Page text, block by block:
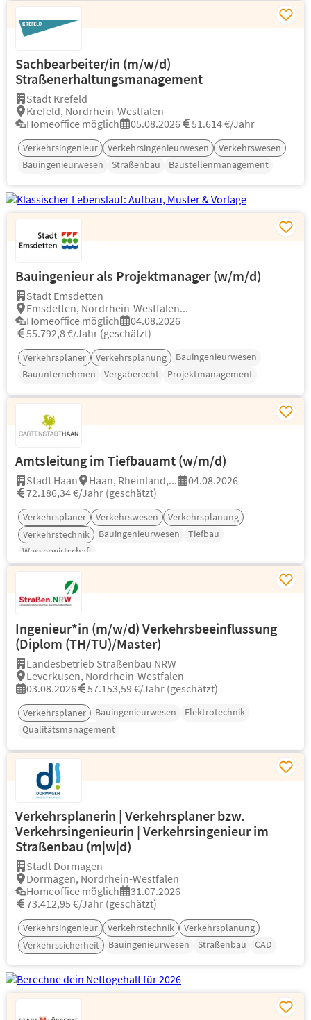
Sachbearbeiter/in (m/w/d)
Straßenerhaltungsmanagement
Stadt Krefeld
Krefeld, Nordrhein-Westfalen
Homeoffice möglich
05.08.2026 51.614 €/Jahr
Verkehrsingenieur Verkehrsingenieurwesen
Verkehrswesen
Bauingenieurwesen
Straßenbau Baustellenmanagement
Bauingenieur als Projektmanager (w/m/d)
Stadt Emsdetten
Emsdetten, Nordrhein-Westfalen...
Homeoffice möglich
04.08.2026
55.792,8 €/Jahr (geschätzt)
Verkehrsplaner Verkehrsplanung
Bauingenieurwesen
Bauunternehmen
Vergaberecht Projektmanagement
Amtsleitung im Tiefbauamt (w/m/d)
Stadt Haan Haan, Rheinland,...
04.08.2026
72.186,34 €/Jahr (geschätzt)
Verkehrsplaner Verkehrswesen
Verkehrsplanung
Verkehrstechnik
Bauingenieurwesen
Tiefbau
Wasserwirtschaft
Ingenieur*in (m/w/d) Verkehrsbeeinflussung
(Diplom (TH/TU)/Master)
Landesbetrieb Straßenbau NRW
Leverkusen, Nordrhein-Westfalen
03.08.2026
57.153,59 €/Jahr (geschätzt)
Verkehrsplaner Bauingenieurwesen
Elektrotechnik
Qualitätsmanagement
Verkehrsplanerin | Verkehrsplaner bzw.
Verkehrsingenieurin | Verkehrsingenieur im
Straßenbau (m|w|d)
Stadt Dormagen
Dormagen, Nordrhein-Westfalen
Homeoffice möglich
31.07.2026
73.412,95 €/Jahr (geschätzt)
Verkehrsingenieur Verkehrstechnik
Verkehrsplanung
Verkehrssicherheit
Bauingenieurwesen Straßenbau CAD